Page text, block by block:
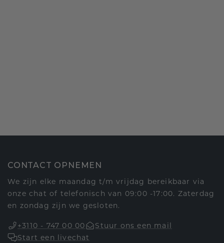
CONTACT OPNEMEN
We zijn elke maandag t/m vrijdag bereikbaar via
onze chat of telefonisch van 09:00 -17:00. Zaterdag
en zondag zijn we gesloten.
+3110 - 747 00 00
Stuur ons een mail
Start een livechat